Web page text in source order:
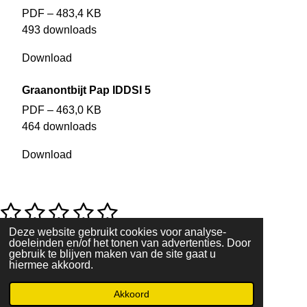
Deze website gebruikt cookies voor analyse-
doeleinden en/of het tonen van advertenties. Door
gebruik te blijven maken van de site gaat u
hiermee akkoord.
Akkoord
PDF – 483,4 KB
493 downloads
Download
Graanontbijt Pap IDDSI 5
PDF – 463,0 KB
464 downloads
Download
R
a
1
s
e
2
s
t
e
r
3
s
t
e
r
4
s
t
e
r
5
s
t
e
r
S
t
e
m
m
n
0 stemmen
© 2022 - 2026 slikken en verslikken
Powered byJouwWeb